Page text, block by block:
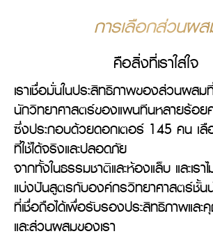
การเลือกส่วนผ
คือสิ่งที่เราใส่ใจ
เราเชื่อมั่นในประสิทธิภาพของส่วนผสมที่
นักวิทยาศาสตร์ของแพนทีนหลายร้อย
ซึ่งประกอบด้วยดอกเตอร์ 145 คน เ
ที่ใช้ได้จริงและปลอดภัย
จากทั้งในธรรมชาติและห้องแล็บ และเรา
แบ่งปันสูตรกับองค์กรวิทยาศาสตร์ชั้น
ที่เชื่อถือได้เพื่อรับรองประสิทธิภาพแล
และส่วนผสมของเรา